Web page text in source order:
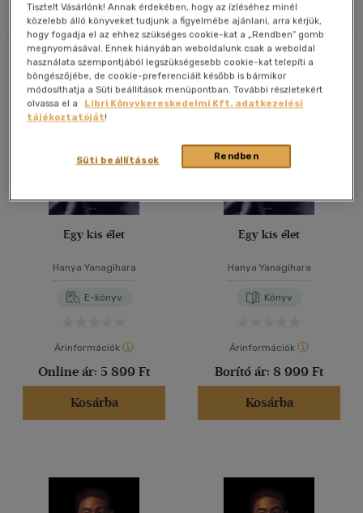
Szűrés Rendezés
Megjelenítés
20 db / oldal
40 db / oldal
Alkalmaz
Összesen4db
Egy kis élet
Hanya Yanagihara
E-könyv
Árinformációk
Online ár: 5 899 Ft
Kosárba
Egy kis élet
Hanya Yanagihara
Könyv
Árinformációk
Borító ár: 8 999 Ft
Kosárba
Tisztelt Vásárlónk! Annak érdekében, hogy az ízléséhez minél
közelebb álló könyveket tudjunk a figyelmébe ajánlani, arra kérjük,
hogy fogadja el az ehhez szükséges cookie-kat a „Rendben” gomb
megnyomásával. Ennek hiányában weboldalunk csak a weboldal
használata szempontjából legszükségesebb cookie-kat telepíti a
böngészőjébe, de cookie-preferenciáit később is bármikor
módosíthatja a Süti beállítások menüpontban. További részletekért
olvassa el a
Libri Könyvkereskedelmi Kft. adatkezelési
tájékoztatóját!
Rendben
Süti beállítások